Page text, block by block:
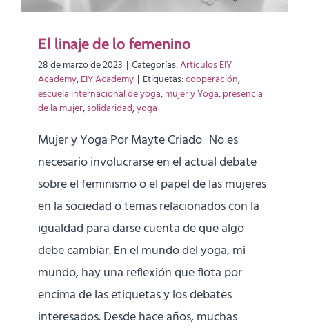
El linaje de lo femenino
28 de marzo de 2023 | Categorías:Artículos EIY
Academy,EIY Academy | Etiquetas:cooperación,
escuela internacional de yoga,mujer y Yoga,presencia
de la mujer,solidaridad,yoga
Mujer y Yoga Por Mayte Criado No es
necesario involucrarse en el actual debate
sobre el feminismo o el papel de las mujeres
en la sociedad o temas relacionados con la
igualdad para darse cuenta de que algo
debe cambiar. En el mundo del yoga, mi
mundo, hay una reflexión que flota por
encima de las etiquetas y los debates
interesados. Desde hace años, muchas